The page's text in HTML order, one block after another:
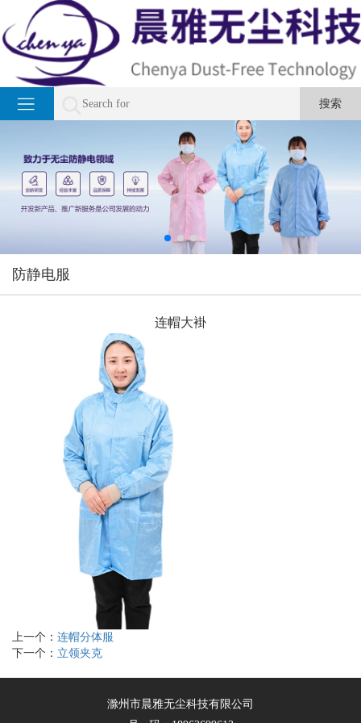
防静电服
连帽大褂
上一个： 连帽分体服
下一个： 立领夹克
滁州市晨雅无尘科技有限公司